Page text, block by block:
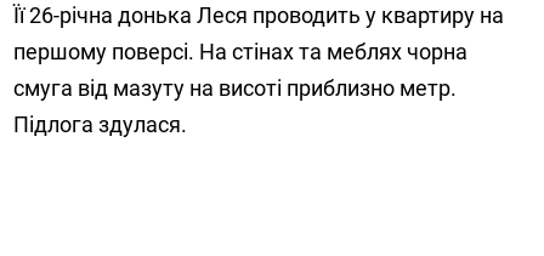
Її 26-річна донька Леся проводить у квартиру на
першому поверсі. На стінах та меблях чорна
смуга від мазуту на висоті приблизно метр.
Підлога здулася.